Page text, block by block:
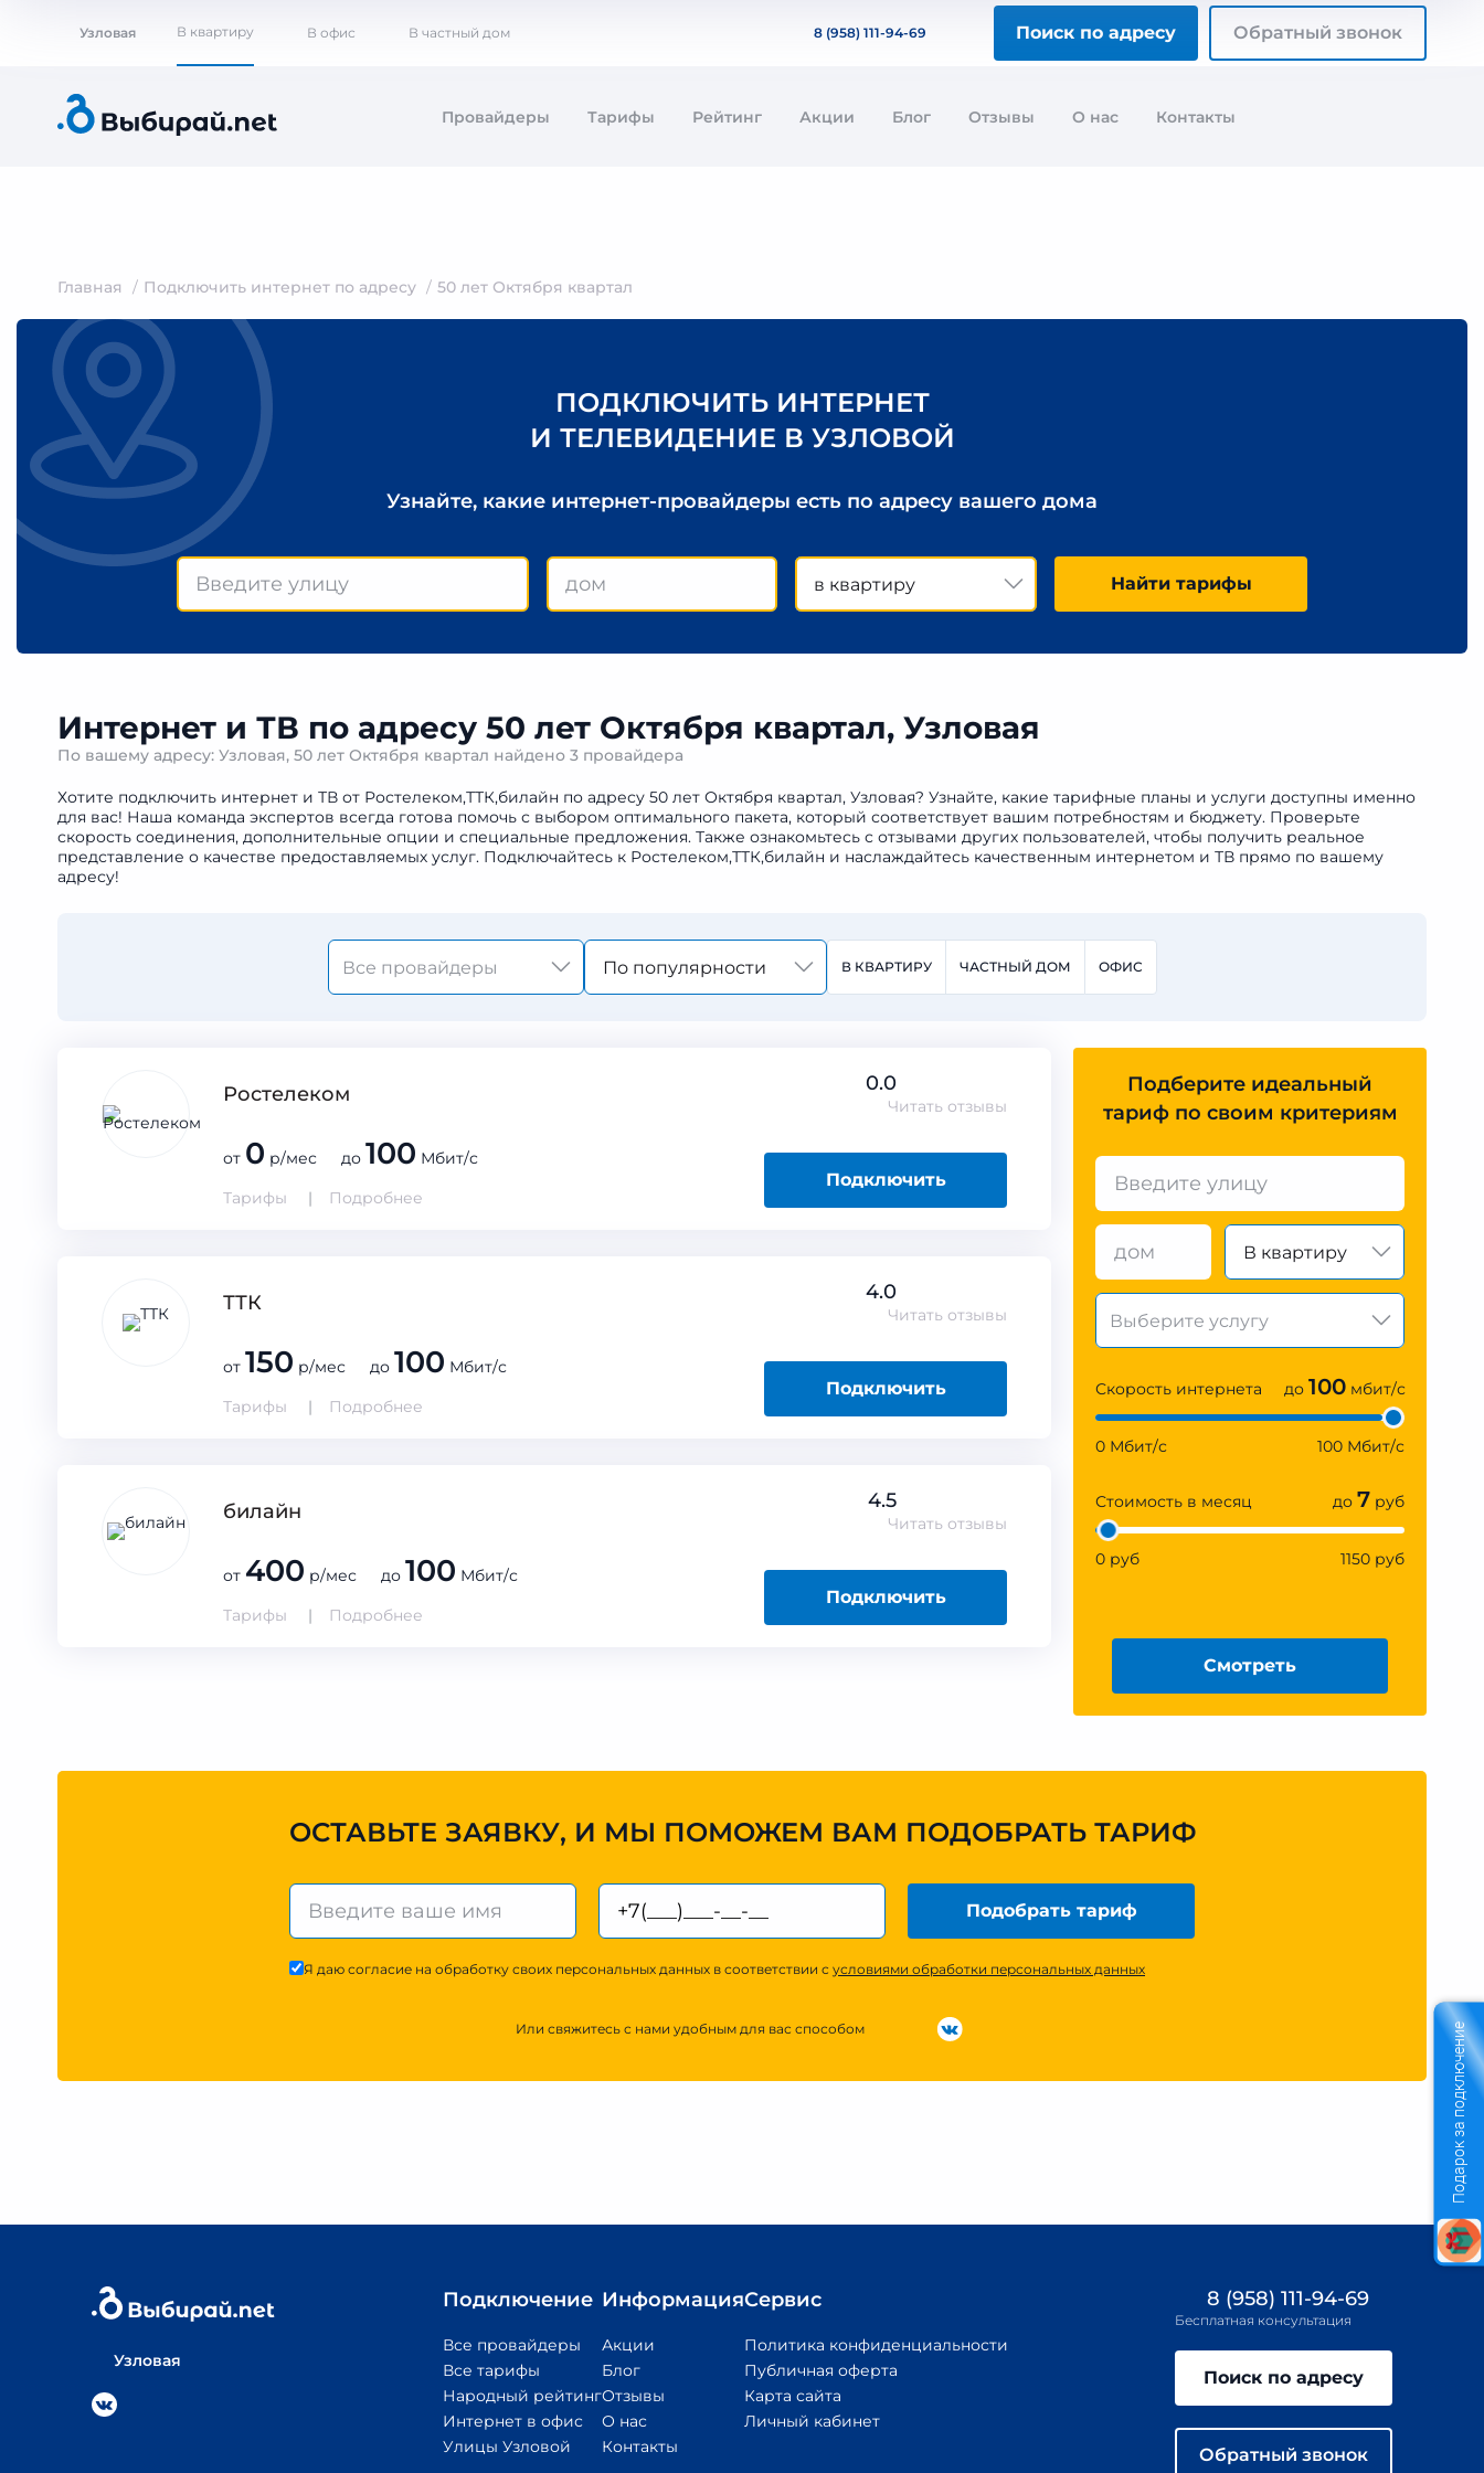
Узловая В квартиру В офис В частный дом 8 (958) 111-94-69 Поиск по адресу Обратный звонок
Провайдеры Тарифы Рейтинг Акции Блог Отзывы О нас Контакты
Главная Подключить интернет по адресу 50 лет Октября квартал
ПОДКЛЮЧИТЬ ИНТЕРНЕТ
И ТЕЛЕВИДЕНИЕ В УЗЛОВОЙ
Узнайте, какие интернет-провайдеры есть по адресу вашего дома
в квартиру Найти тарифы
Интернет и ТВ по адресу 50 лет Октября квартал, Узловая
По вашему адресу: Узловая, 50 лет Октября квартал найдено 3 провайдера
Хотите подключить интернет и ТВ от Ростелеком,ТТК,билайн по адресу 50 лет Октября квартал, Узловая? Узнайте, какие тарифные планы и услуги доступны именно
для вас! Наша команда экспертов всегда готова помочь с выбором оптимального пакета, который соответствует вашим потребностям и бюджету. Проверьте
скорость соединения, дополнительные опции и специальные предложения. Также ознакомьтесь с отзывами других пользователей, чтобы получить реальное
представление о качестве предоставляемых услуг. Подключайтесь к Ростелеком,ТТК,билайн и наслаждайтесь качественным интернетом и ТВ прямо по вашему
адресу!
По популярности В КВАРТИРУ ЧАСТНЫЙ ДОМ ОФИС
Ростелеком 0.0
Читать отзывы
от 0 р/мес до 100 Мбит/с
Тарифы
Подробнее
Подключить
ТТК 4.0
Читать отзывы
от 150 р/мес до 100 Мбит/с
Тарифы
Подробнее
Подключить
билайн 4.5
Читать отзывы
от 400 р/мес до 100 Мбит/с
Тарифы
Подробнее
Подключить
Подберите идеальный
тариф по своим критериям
В квартиру
Скорость интернета до 100 мбит/с
0 Мбит/с 100 Мбит/с
Стоимость в месяц до 7 руб
0 руб 1150 руб
Смотреть
ОСТАВЬТЕ ЗАЯВКУ, И МЫ ПОМОЖЕМ ВАМ ПОДОБРАТЬ ТАРИФ
Подобрать тариф
Я даю согласие на обработку своих персональных данных в соответствии с условиями обработки персональных данных
Или свяжитесь с нами удобным для вас способом
Узловая
Подключение
Все провайдеры
Все тарифы
Народный рейтинг
Интернет в офис
Улицы Узловой
Информация
Акции
Блог
Отзывы
О нас
Контакты
Сервис
Политика конфиденциальности
Публичная оферта
Карта сайта
Личный кабинет
8 (958) 111-94-69
Бесплатная консультация
Поиск по адресу
Обратный звонок
Подарок за подключение